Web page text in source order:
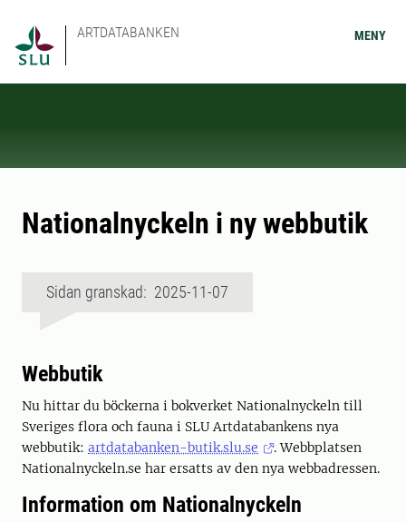
ARTDATABANKEN MENY
Nationalnyckeln i ny webbutik
Sidan granskad: 2025-11-07
Webbutik
Nu hittar du böckerna i bokverket Nationalnyckeln till
Sveriges flora och fauna i SLU Artdatabankens nya
webbutik: artdatabanken-butik.slu.se
. Webbplatsen
Nationalnyckeln.se har ersatts av den nya webbadressen.
Information om Nationalnyckeln